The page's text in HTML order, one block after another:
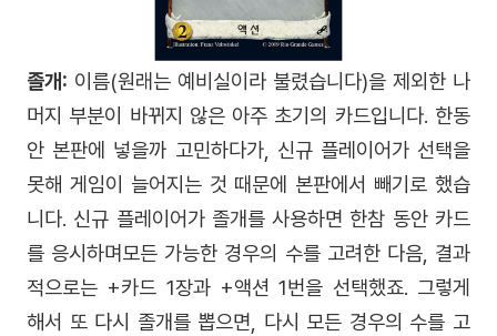
졸개: 이름(원래는 예비실이라 불렸습니다)을 제외한 나
머지 부분이 바뀌지 않은 아주 초기의 카드입니다. 한동
안 본판에 넣을까 고민하다가, 신규 플레이어가 선택을
못해 게임이 늘어지는 것 때문에 본판에서 빼기로 했습
니다. 신규 플레이어가 졸개를 사용하면 한참 동안 카드
를 응시하며모든 가능한 경우의 수를 고려한 다음, 결과
적으로는 +카드 1장과 +액션 1번을 선택했죠. 그렇게
해서 또 다시 졸개를 뽑으면, 다시 모든 경우의 수를 고